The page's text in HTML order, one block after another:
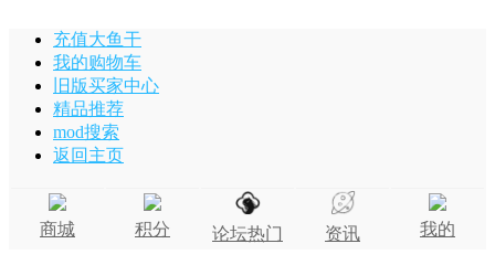
充值大鱼干
我的购物车
旧版买家中心
精品推荐
mod搜索
返回主页
商城 积分 论坛热门 资讯 我的